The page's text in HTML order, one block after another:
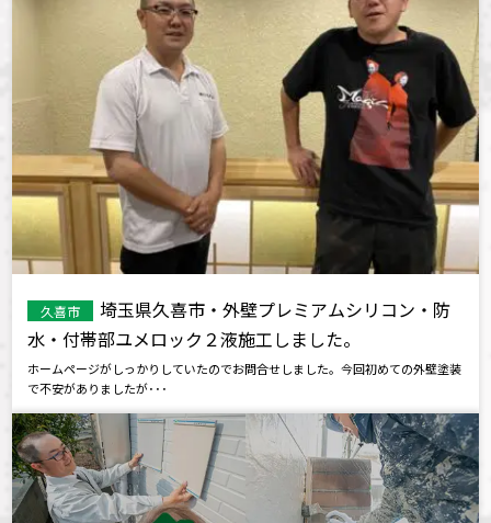
久喜市
埼玉県久喜市・外壁プレミアムシリコン・防
水・付帯部ユメロック２液施工しました。
ホームページがしっかりしていたのでお問合せしました。今回初めての外壁塗装
で不安がありましたが･･･